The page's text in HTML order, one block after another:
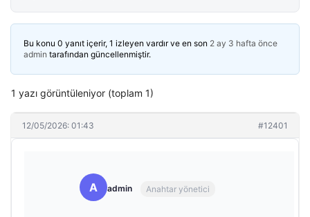
Bu konu 0 yanıt içerir, 1 izleyen vardır ve en son 2 ay 3 hafta önce
admin tarafından güncellenmiştir.
1 yazı görüntüleniyor (toplam 1)
12/05/2026: 01:43 #12401
A admin Anahtar yönetici